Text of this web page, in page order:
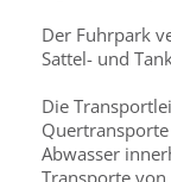
Der Fuhrpark
Sattel- und
Die
Abwasser
Transporte